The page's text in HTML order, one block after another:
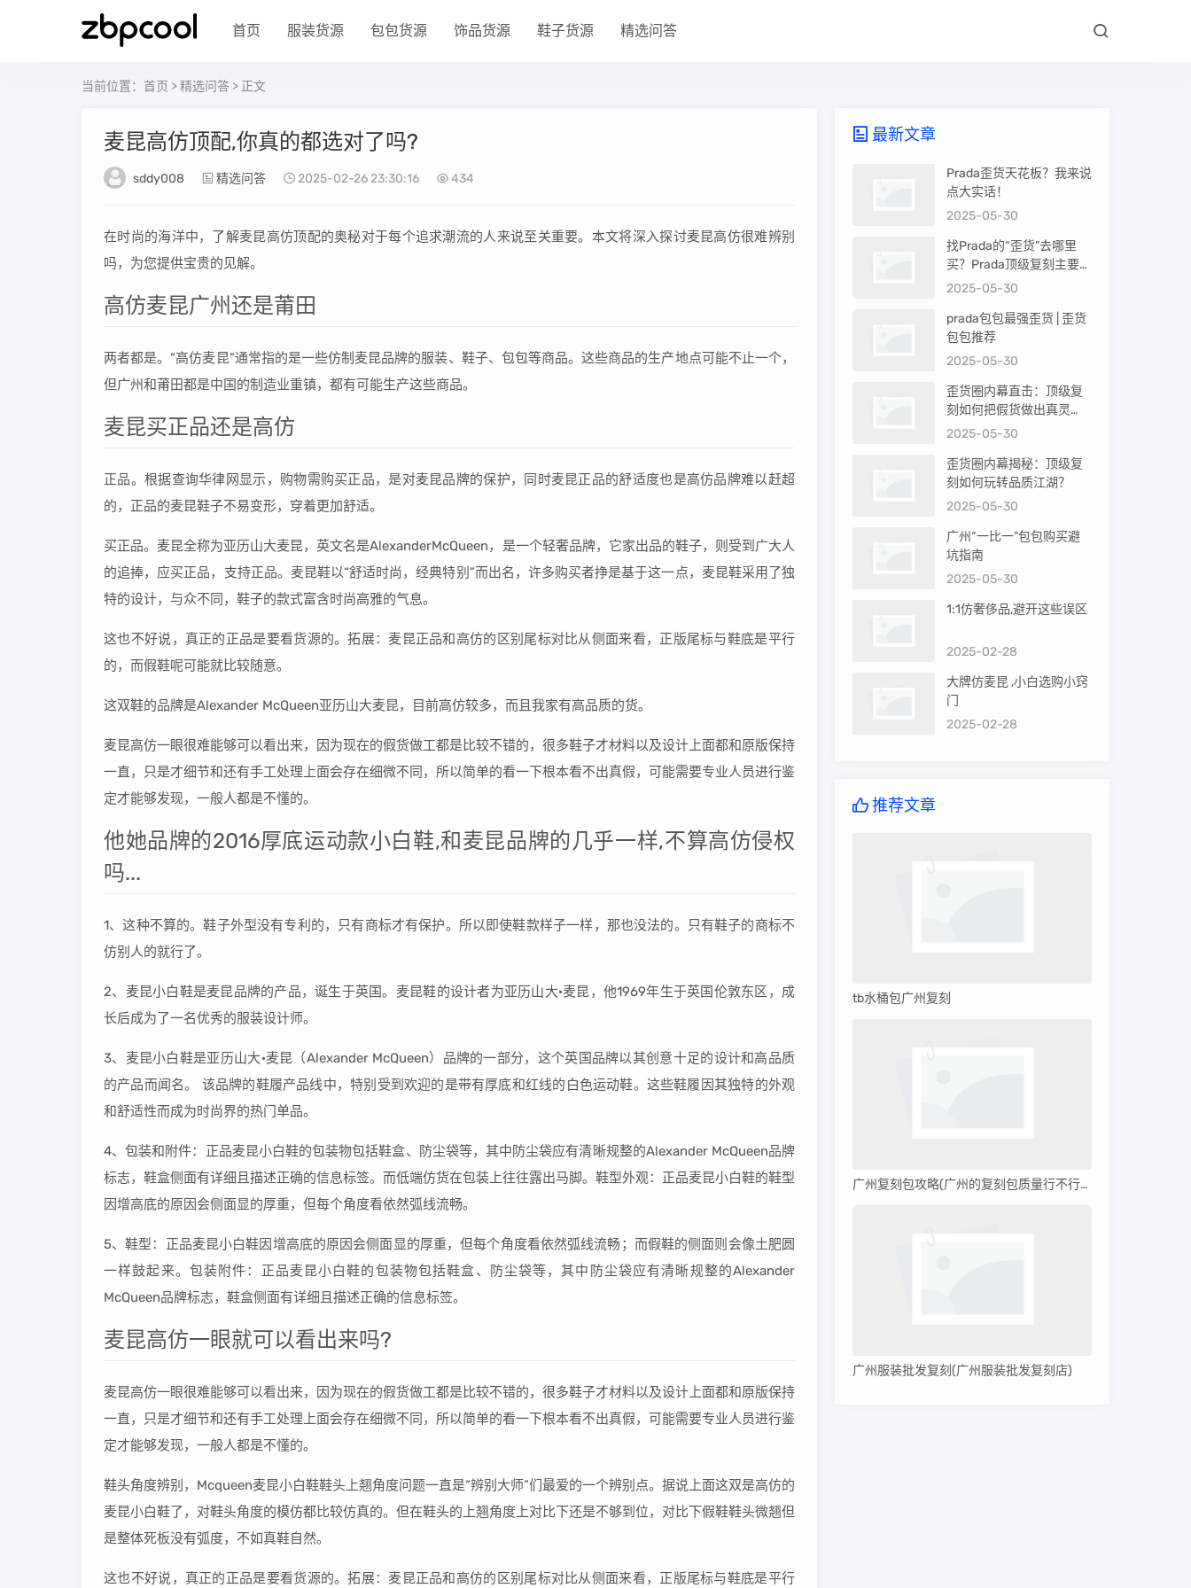
首页 服装货源 包包货源 饰品货源 鞋子货源 精选问答
当前位置： 首页 >精选问答 > 正文
麦昆高仿顶配,你真的都选对了吗?
sddy008 精选问答 2025-02-26 23:30:16 434
在时尚的海洋中，了解麦昆高仿顶配的奥秘对于每个追求潮流的人来说至关重要。本文将深入探讨麦昆高仿很难辨别
吗，为您提供宝贵的见解。
高仿麦昆广州还是莆田
两者都是。“高仿麦昆”通常指的是一些仿制麦昆品牌的服装、鞋子、包包等商品。这些商品的生产地点可能不止一个，
但广州和莆田都是中国的制造业重镇，都有可能生产这些商品。
麦昆买正品还是高仿
正品。根据查询华律网显示，购物需购买正品，是对麦昆品牌的保护，同时麦昆正品的舒适度也是高仿品牌难以赶超
的，正品的麦昆鞋子不易变形，穿着更加舒适。
买正品。麦昆全称为亚历山大麦昆，英文名是AlexanderMcQueen，是一个轻奢品牌，它家出品的鞋子，则受到广大人
的追捧，应买正品，支持正品。麦昆鞋以“舒适时尚，经典特别”而出名，许多购买者挣是基于这一点，麦昆鞋采用了独
特的设计，与众不同，鞋子的款式富含时尚高雅的气息。
这也不好说，真正的正品是要看货源的。拓展：麦昆正品和高仿的区别尾标对比从侧面来看，正版尾标与鞋底是平行
的，而假鞋呢可能就比较随意。
这双鞋的品牌是Alexander McQueen亚历山大麦昆，目前高仿较多，而且我家有高品质的货。
麦昆高仿一眼很难能够可以看出来，因为现在的假货做工都是比较不错的，很多鞋子才材料以及设计上面都和原版保持
一直，只是才细节和还有手工处理上面会存在细微不同，所以简单的看一下根本看不出真假，可能需要专业人员进行鉴
定才能够发现，一般人都是不懂的。
他她品牌的2016厚底运动款小白鞋,和麦昆品牌的几乎一样,不算高仿侵权
吗...
1、这种不算的。鞋子外型没有专利的，只有商标才有保护。所以即使鞋款样子一样，那也没法的。只有鞋子的商标不
仿别人的就行了。
2、麦昆小白鞋是麦昆品牌的产品，诞生于英国。麦昆鞋的设计者为亚历山大·麦昆，他1969年生于英国伦敦东区，成
长后成为了一名优秀的服装设计师。
3、麦昆小白鞋是亚历山大·麦昆（Alexander McQueen）品牌的一部分，这个英国品牌以其创意十足的设计和高品质
的产品而闻名。 该品牌的鞋履产品线中，特别受到欢迎的是带有厚底和红线的白色运动鞋。这些鞋履因其独特的外观
和舒适性而成为时尚界的热门单品。
4、包装和附件：正品麦昆小白鞋的包装物包括鞋盒、防尘袋等，其中防尘袋应有清晰规整的Alexander McQueen品牌
标志，鞋盒侧面有详细且描述正确的信息标签。而低端仿货在包装上往往露出马脚。鞋型外观：正品麦昆小白鞋的鞋型
因增高底的原因会侧面显的厚重，但每个角度看依然弧线流畅。
5、鞋型：正品麦昆小白鞋因增高底的原因会侧面显的厚重，但每个角度看依然弧线流畅；而假鞋的侧面则会像土肥圆
一样鼓起来。包装附件：正品麦昆小白鞋的包装物包括鞋盒、防尘袋等，其中防尘袋应有清晰规整的Alexander
McQueen品牌标志，鞋盒侧面有详细且描述正确的信息标签。
麦昆高仿一眼就可以看出来吗?
麦昆高仿一眼很难能够可以看出来，因为现在的假货做工都是比较不错的，很多鞋子才材料以及设计上面都和原版保持
一直，只是才细节和还有手工处理上面会存在细微不同，所以简单的看一下根本看不出真假，可能需要专业人员进行鉴
定才能够发现，一般人都是不懂的。
鞋头角度辨别，Mcqueen麦昆小白鞋鞋头上翘角度问题一直是“辨别大师”们最爱的一个辨别点。据说上面这双是高仿的
麦昆小白鞋了，对鞋头角度的模仿都比较仿真的。但在鞋头的上翘角度上对比下还是不够到位，对比下假鞋鞋头微翘但
是整体死板没有弧度，不如真鞋自然。
这也不好说，真正的正品是要看货源的。拓展：麦昆正品和高仿的区别尾标对比从侧面来看，正版尾标与鞋底是平行
最新文章
Prada歪货天花板？我来说
点大实话！
2025-05-30
找Prada的“歪货”去哪里
买？Prada顶级复刻主要渠
道盘点
2025-05-30
prada包包最强歪货 | 歪货
包包推荐
2025-05-30
歪货圈内幕直击：顶级复
刻如何把假货做出真灵
魂？
2025-05-30
歪货圈内幕揭秘：顶级复
刻如何玩转品质江湖？
2025-05-30
广州“一比一”包包购买避
坑指南
2025-05-30
1:1仿奢侈品,避开这些误区
2025-02-28
大牌仿麦昆 ,小白选购小窍
门
2025-02-28
推荐文章
tb水桶包广州复刻
广州复刻包攻略(广州的复刻包质量行不行呀)
广州服装批发复刻(广州服装批发复刻店)